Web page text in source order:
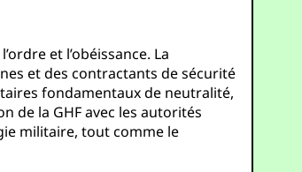
et l’obéissance. La
et des contractants de sécurité
fondamentaux de neutralité,
de la GHF avec les autorités
militaire, tout comme le